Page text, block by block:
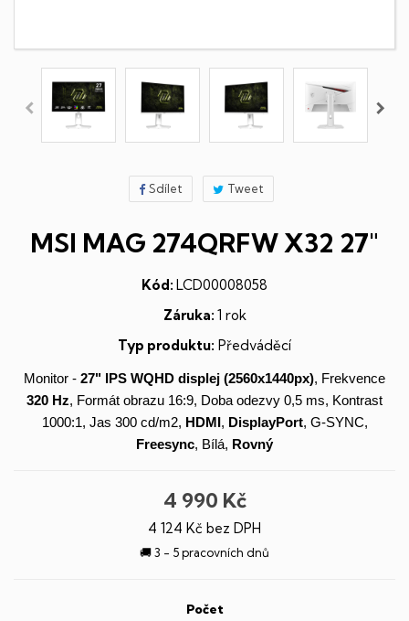
Sdílet Tweet
MSI MAG 274QRFW X32 27"
Kód: LCD00008058
Záruka: 1 rok
Typ produktu: Předváděcí
Monitor - 27" IPS WQHD displej (2560x1440px), Frekvence
320 Hz, Formát obrazu 16:9, Doba odezvy 0,5 ms, Kontrast
1000:1, Jas 300 cd/m2, HDMI , DisplayPort, G-SYNC,
Freesync, Bílá, Rovný
4 990 Kč
4 124 Kč bez DPH
🚚 3 - 5 pracovních dnů
Počet